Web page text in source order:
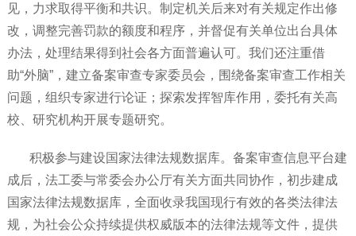
见，力求取得平衡和共识。制定机关后来对有关规定作出修
改，调整完善罚款的额度和程序，并督促有关单位出台具体
办法，处理结果得到社会各方面普遍认可。我们还注重借
助“外脑”，建立备案审查专家委员会，围绕备案审查工作相关
问题，组织专家进行论证；探索发挥智库作用，委托有关高
校、研究机构开展专题研究。
积极参与建设国家法律法规数据库。备案审查信息平台建
成后，法工委与常委会办公厅有关方面共同协作，初步建成
国家法律法规数据库，全面收录我国现行有效的各类法律法
规，为社会公众持续提供权威版本的法律法规等文件，提供